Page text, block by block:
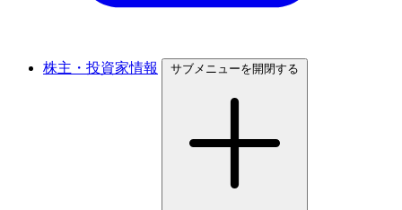
株主・投資家情報 サブメニューを開閉する